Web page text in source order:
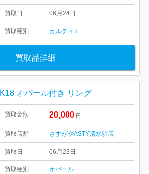
買取日 06月24日
買取種別 カルティエ
買取品詳細
K18 オパール付き リング
買取金額 20,000 円
買取店舗 さすがやASTY清水駅店
買取日 06月23日
買取種別 オパール